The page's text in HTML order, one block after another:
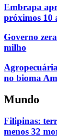
Embrapa
próximos 10
Governo
milho
no bioma
Mundo
Filipinas:
menos 32